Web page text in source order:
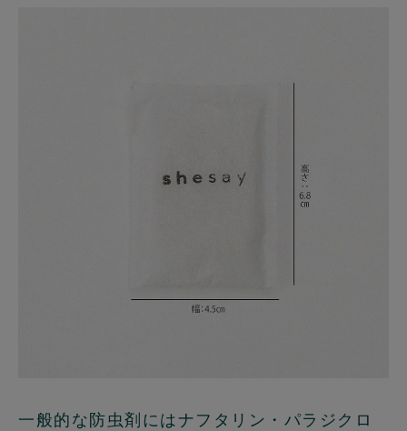
一般的な防虫剤にはナフタリン・パラジクロ